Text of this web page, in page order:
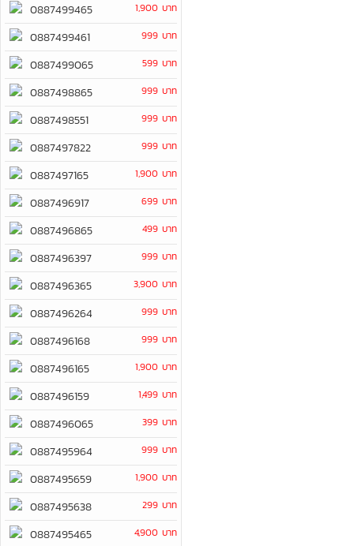
0887499465 1,900 บาท
0887499461 999 บาท
0887499065 599 บาท
0887498865 999 บาท
0887498551 999 บาท
0887497822 999 บาท
0887497165 1,900 บาท
0887496917 699 บาท
0887496865 499 บาท
0887496397 999 บาท
0887496365 3,900 บาท
0887496264 999 บาท
0887496168 999 บาท
0887496165 1,900 บาท
0887496159 1,499 บาท
0887496065 399 บาท
0887495964 999 บาท
0887495659 1,900 บาท
0887495638 299 บาท
0887495465 4,900 บาท